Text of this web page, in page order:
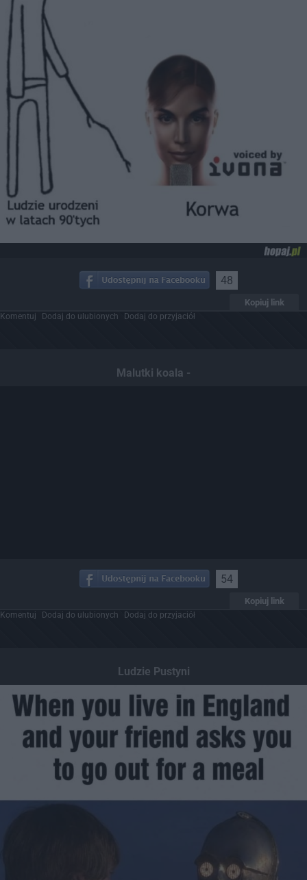
48
Kopiuj link
Komentuj Dodaj do ulubionych Dodaj do przyjaciół
Malutki koala -
54
Kopiuj link
Komentuj Dodaj do ulubionych Dodaj do przyjaciół
Ludzie Pustyni